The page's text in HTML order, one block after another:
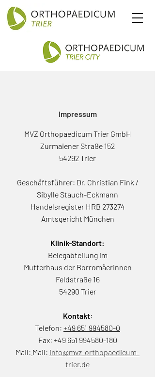
Impressum
MVZ Orthopaedicum Trier GmbH
Zurmaiener Straße 152
54292 Trier
Geschäftsführer: Dr. Christian Fink /
Sibylle Stauch-Eckmann
Handelsregister HRB 273274
Amtsgericht München
Klinik-Standort:
Belegabteilung im
Mutterhaus der Borromäerinnen
Feldstraße 16
54290 Trier
Kontakt:
Telefon: +49 651 994580-0
Fax: +49 651 994580-180
Mail: Mail: info@mvz-orthopaedicum-
trier.de